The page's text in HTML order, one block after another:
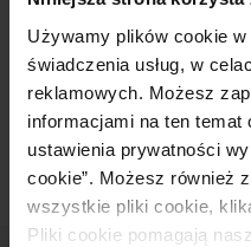
Używamy plików cookie w
świadczenia usług, w
reklamowych. Możesz
informacjami na ten
ustawienia prywatności
cookie”. Możesz również
wszystkie pliki cookie,
Pliki cookie pomagają
Skład i wymiary
Opinie